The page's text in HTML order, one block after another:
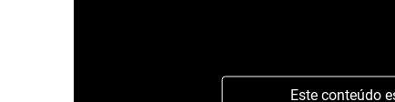
Este conteúdo